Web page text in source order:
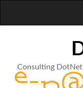
Consulting